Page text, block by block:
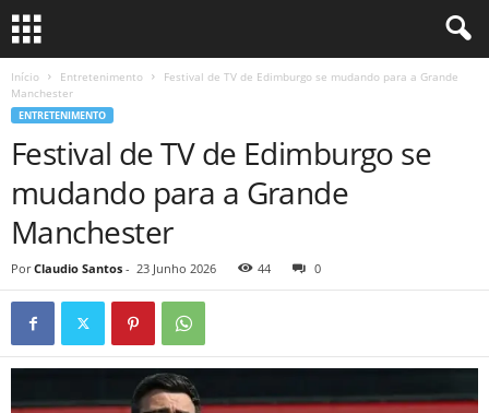
Início Entretenimento
Festival de TV de Edimburgo se mudando para a Grande
Manchester
ENTRETENIMENTO
Festival de TV de Edimburgo se
mudando para a Grande
Manchester
Por Claudio Santos - 23 Junho 2026 44 0